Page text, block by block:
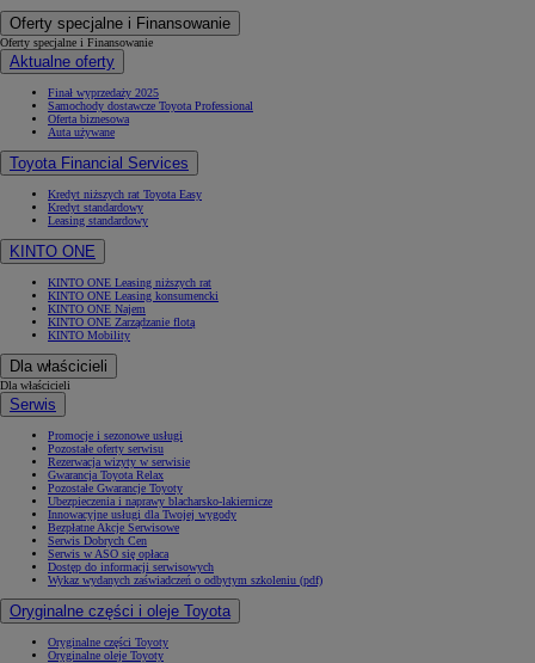
Oferty specjalne i Finansowanie
Oferty specjalne i Finansowanie
Aktualne oferty
Finał wyprzedaży 2025
Samochody dostawcze Toyota Professional
Oferta biznesowa
Auta używane
Toyota Financial Services
Kredyt niższych rat Toyota Easy
Kredyt standardowy
Leasing standardowy
KINTO ONE
KINTO ONE Leasing niższych rat
KINTO ONE Leasing konsumencki
KINTO ONE Najem
KINTO ONE Zarządzanie flotą
KINTO Mobility
Dla właścicieli
Dla właścicieli
Serwis
Promocje i sezonowe usługi
Pozostałe oferty serwisu
Rezerwacja wizyty w serwisie
Gwarancja Toyota Relax
Pozostałe Gwarancje Toyoty
Ubezpieczenia i naprawy blacharsko-lakiernicze
Innowacyjne usługi dla Twojej wygody
Bezpłatne Akcje Serwisowe
Serwis Dobrych Cen
Serwis w ASO się opłaca
Dostęp do informacji serwisowych
Wykaz wydanych zaświadczeń o odbytym szkoleniu (pdf)
Oryginalne części i oleje Toyota
Oryginalne części Toyoty
Oryginalne oleje Toyoty